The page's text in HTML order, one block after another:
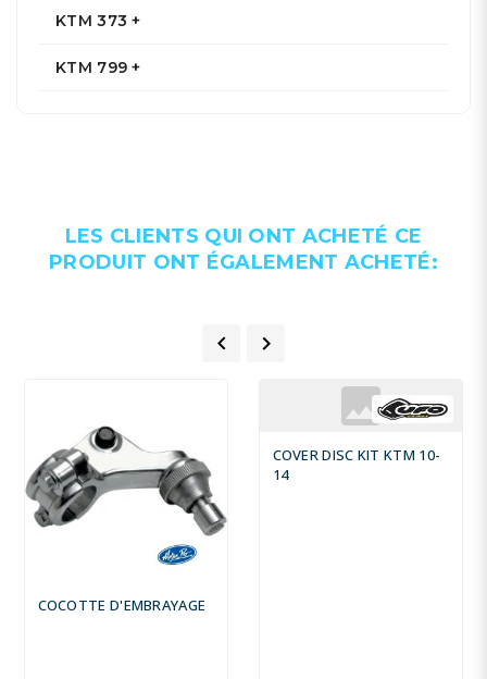
KTM 373 +
KTM 799 +
LES CLIENTS QUI ONT ACHETÉ CE
PRODUIT ONT ÉGALEMENT ACHETÉ:
 
COCOTTE D'EMBRAYAGE
COVER DISC KIT KTM 10-
14